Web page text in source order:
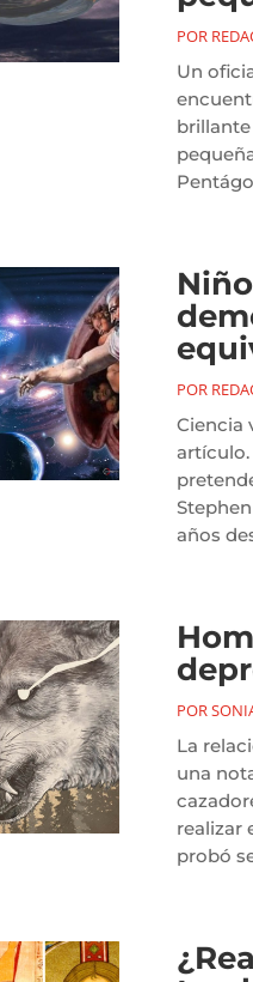
POR
Un
POR
Ciencia
artículo.
años
POR
La
una
realizar
probó